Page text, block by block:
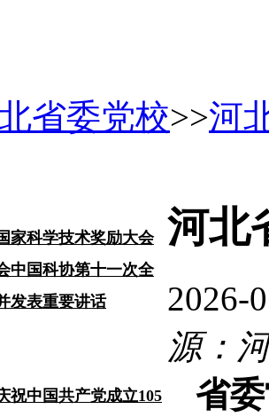
省委党校>>河
家科学技术奖励大会
中国科协第十一次全
发表重要讲话
祝中国共产党成立105
河北
源：
省